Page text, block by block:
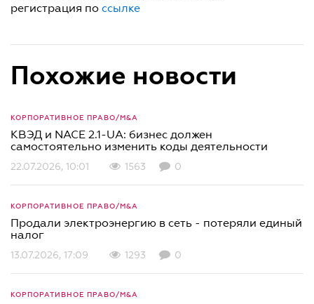
регистрация по ссылке
Похожие новости
КОРПОРАТИВНОЕ ПРАВО/M&A
КВЭД и NACE 2.1-UA: бизнес должен
самостоятельно изменить коды деятельности
22.07.2026, 10:01 1563 0
КОРПОРАТИВНОЕ ПРАВО/M&A
Продали электроэнергию в сеть - потеряли единый
налог
13.07.2026, 17:09 1293 0
КОРПОРАТИВНОЕ ПРАВО/M&A